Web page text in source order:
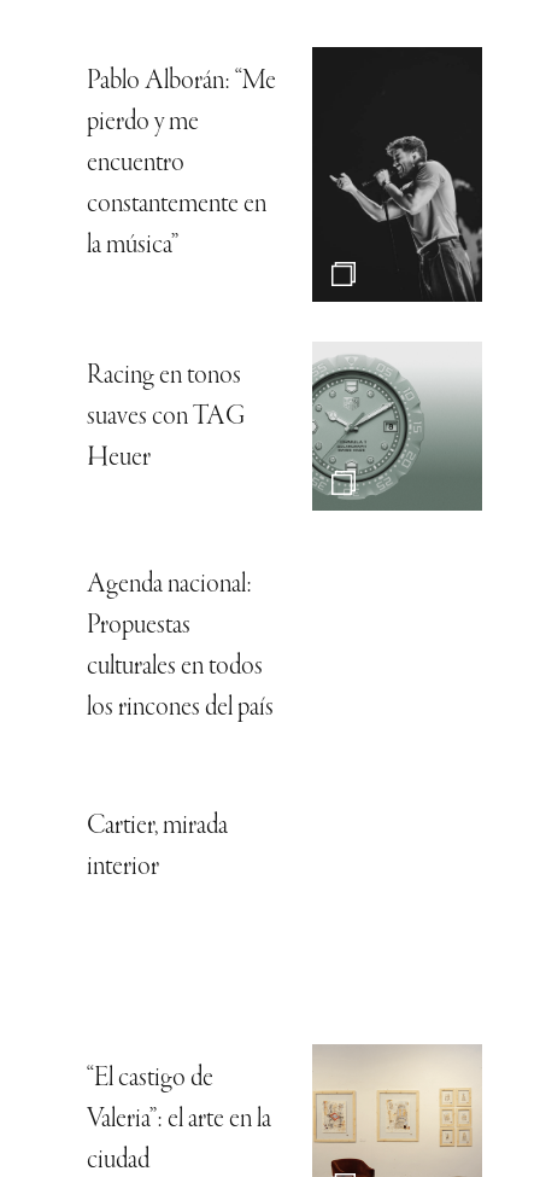
Pablo Alborán: “Me
pierdo y me
encuentro
constantemente en
la música”
Racing en tonos
suaves con TAG
Heuer
Agenda nacional:
Propuestas
culturales en todos
los rincones del país
Cartier, mirada
interior
“El castigo de
Valeria”: el arte en la
ciudad